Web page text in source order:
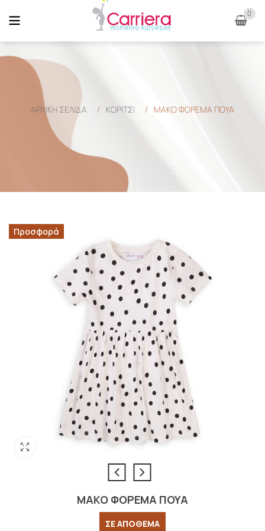
0
ΑΡΧΙΚΉ ΣΕΛΊΔΑ / ΚΟΡΙΤΣΙ / MAKO ΦΟΡΕΜΑ ΠΟΥΑ
Προσφορά
MAKO ΦΟΡΕΜΑ ΠΟΥΑ
ΣΕ ΑΠΟΘΕΜΑ